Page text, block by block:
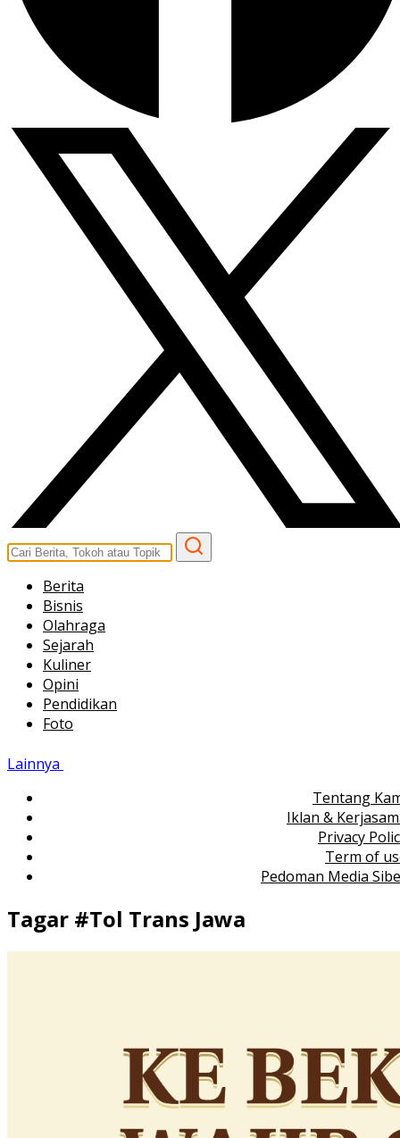
Berita
Bisnis
Olahraga
Sejarah
Kuliner
Opini
Pendidikan
Foto
Lainnya
Tentang
Iklan &
Privacy
Term of
Pedoman Media
Tagar #Tol Trans Jawa